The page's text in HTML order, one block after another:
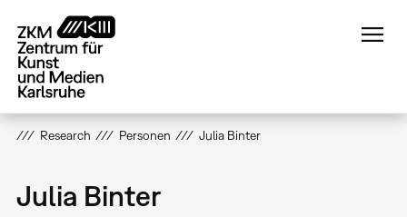
zum
Inhalt
Research Personen Julia Binter
Julia Binter